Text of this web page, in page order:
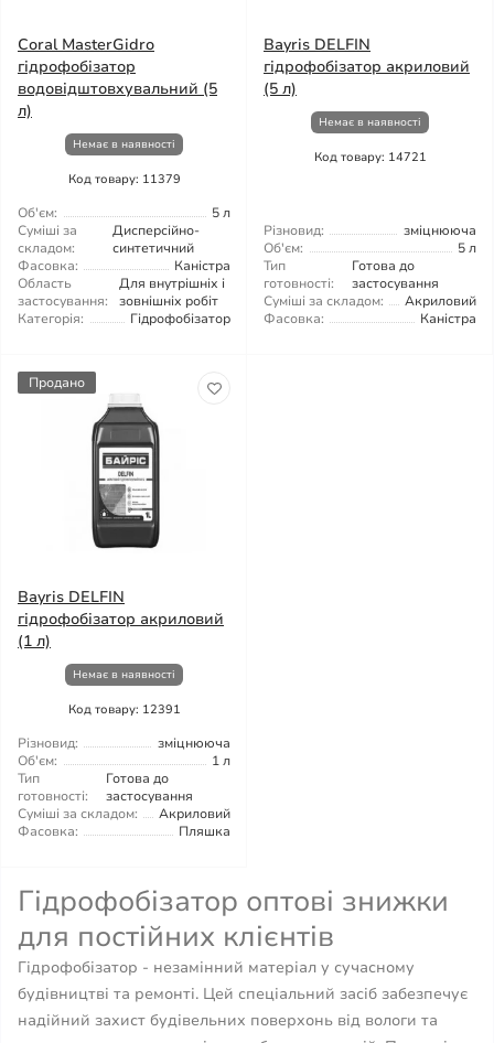
Coral MasterGidro
гідрофобізатор
водовідштовхувальний (5
л)
Немає в наявності
Код товару: 11379
Об'єм:
5 л
Суміші за
складом:
Дисперсійно-
синтетичний
Фасовка:
Каністра
Область
застосування:
Для внутрішніх і
зовнішніх робіт
Категорія:
Гідрофобізатор
Bayris DELFIN
гідрофобізатор акриловий
(5 л)
Немає в наявності
Код товару: 14721
Різновид:
зміцнююча
Об'єм:
5 л
Тип
готовності:
Готова до
застосування
Суміші за складом:
Акриловий
Фасовка:
Каністра
Продано
Bayris DELFIN
гідрофобізатор акриловий
(1 л)
Немає в наявності
Код товару: 12391
Різновид:
зміцнююча
Об'єм:
1 л
Тип
готовності:
Готова до
застосування
Суміші за складом:
Акриловий
Фасовка:
Пляшка
Гідрофобізатор оптові знижки
для постійних клієнтів
Гідрофобізатор - незамінний матеріал у сучасному
будівництві та ремонті. Цей спеціальний засіб забезпечує
надійний захист будівельних поверхонь від вологи та